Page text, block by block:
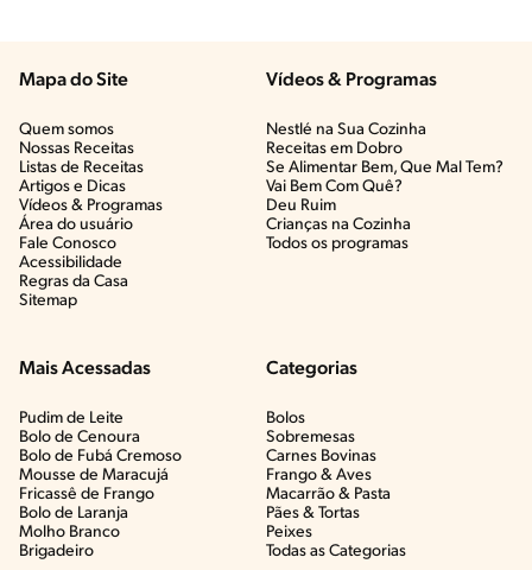
Mapa do Site
Quem somos
Nossas Receitas
Listas de Receitas​
Artigos e Dicas​
Vídeos & Programas​
Área do usuário
Fale Conosco
Acessibilidade
Regras da Casa
Sitemap
Vídeos & Programas​
Nestlé na Sua Cozinha
Receitas em Dobro
Se Alimentar Bem, Que Mal Tem?​
Vai Bem Com Quê?​
Deu Ruim​
Crianças na Cozinha​
Todos os programas
Mais Acessadas
Pudim de Leite
Bolo de Cenoura
Bolo de Fubá Cremoso
Mousse de Maracujá
Fricassê de Frango
Bolo de Laranja
Molho Branco
Brigadeiro
Categorias
Bolos
Sobremesas
Carnes Bovinas​
Frango & Aves​
Macarrão & Pasta​
Pães & Tortas​
Peixes
Todas as Categorias